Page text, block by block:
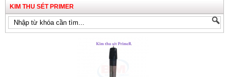
KIM THU SÉT PRIMER